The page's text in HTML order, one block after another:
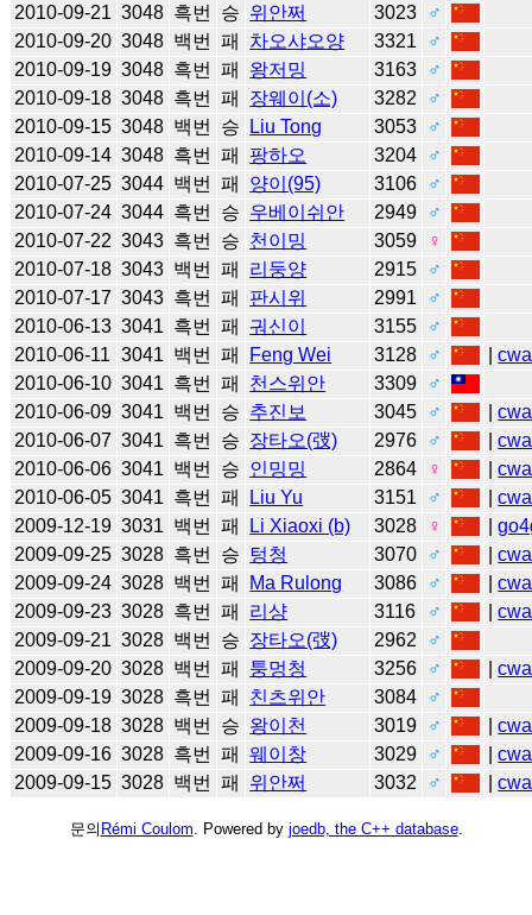
2010-09-21 3048 흑번 승 위안쩌 3023
♂
2010-09-20 3048 백번 패 차오샤오양 3321
♂
2010-09-19 3048 흑번 패 왕저밍 3163
♂
2010-09-18 3048 흑번 패 장웨이(소) 3282
♂
2010-09-15 3048 백번 승 Liu Tong 3053
♂
2010-09-14 3048 흑번 패 팡하오 3204
♂
2010-07-25 3044 백번 패 양이(95) 3106
♂
2010-07-24 3044 흑번 승 우베이쉬안 2949
♂
2010-07-22 3043 흑번 승 천이밍 3059
♀
2010-07-18 3043 백번 패 리둥양 2915
♂
2010-07-17 3043 흑번 패 판시위 2991
♂
2010-06-13 3041 흑번 패 궈신이 3155
♂
2010-06-11 3041 백번 패 Feng Wei 3128 ♂ |cwa
2010-06-10 3041 흑번 패 천스위안 3309
♂
2010-06-09 3041 백번 승 추진보 3045 ♂ |cwa
2010-06-07 3041 흑번 승 장타오(弢) 2976 ♂ |cwa
2010-06-06 3041 백번 승 인밍밍 2864 ♀ |cwa
2010-06-05 3041 흑번 패 Liu Yu 3151 ♂ |cwa
2009-12-19 3031 백번 패 Li Xiaoxi (b) 3028 ♀ |
2009-09-25 3028 흑번 승 텅청 3070 ♂ |cwa
2009-09-24 3028 백번 패 Ma Rulong 3086 ♂ |cwa
2009-09-23 3028 흑번 패 리샹 3116 ♂ |cwa
2009-09-21 3028 백번 승 장타오(弢) 2962
♂
2009-09-20 3028 백번 패 퉁멍청 3256 ♂ |cwa
2009-09-19 3028 흑번 패 친츠위안 3084
♂
2009-09-18 3028 백번 승 왕이천 3019 ♂ |cwa
2009-09-16 3028 흑번 패 웨이창 3029 ♂ |cwa
2009-09-15 3028 백번 패 위안쩌 3032 ♂ |cwa
문의 Rémi Coulom . Powered by joedb, the C++ database.